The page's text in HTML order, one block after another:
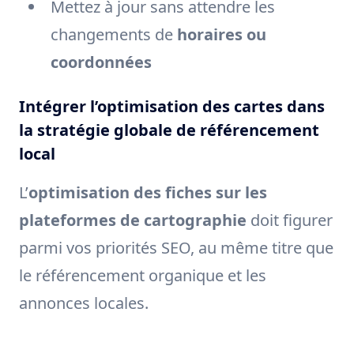
Mettez à jour sans attendre les
changements de horaires ou
coordonnées
Intégrer l’optimisation des cartes dans
la stratégie globale de référencement
local
L’optimisation des fiches sur les
plateformes de cartographie doit figurer
parmi vos priorités SEO, au même titre que
le référencement organique et les
annonces locales.